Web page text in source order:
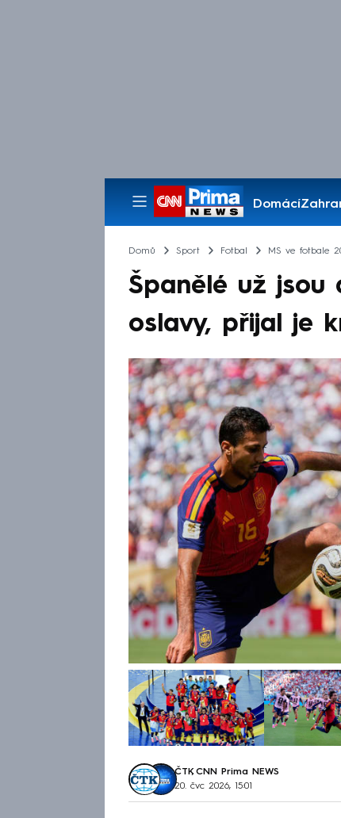
Domácí
Pořady
Domů Sport Fotbal MS ve fotbale
Španělé už jsou
oslavy, přijal je
ČTK, CNN Prima NEWS
20. čvc 2026, 15:01